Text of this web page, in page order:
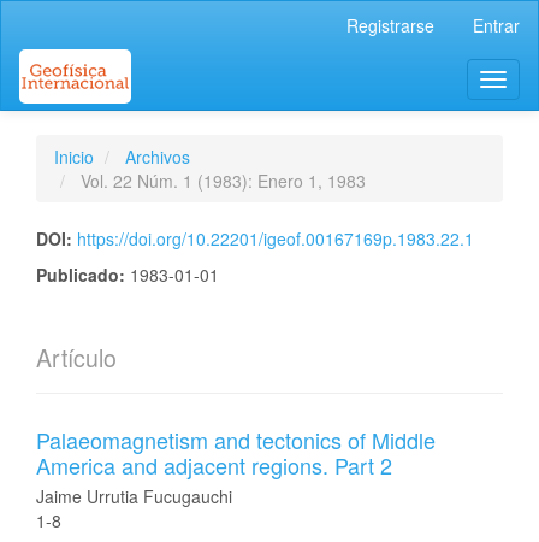
Contenido
principal
Barra
Registrarse Entrar
Inicio
Archivos
Vol. 22 Núm. 1 (1983): Enero 1, 1983
DOI: https://doi.org/10.22201/igeof.00167169p.1983.22.1
Publicado: 1983-01-01
Artículo
Palaeomagnetism and tectonics of Middle
America and adjacent regions. Part 2
Jaime Urrutia Fucugauchi
1-8